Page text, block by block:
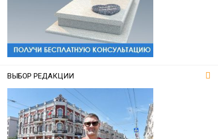
ВЫБОР РЕДАКЦИИ